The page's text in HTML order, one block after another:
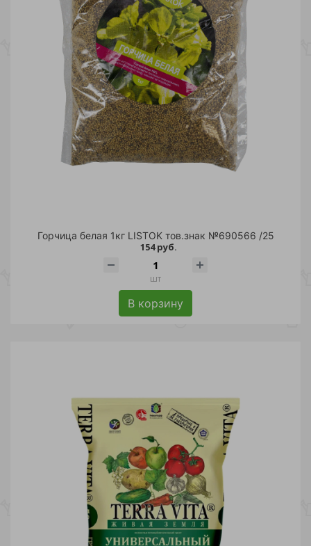
Горчица белая 1кг LISTOK тов.знак №690566 /25
154 руб.
шт
В корзину